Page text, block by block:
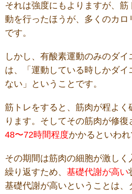
それは強度にもよりますが、筋
動を行ったほうが、多くのカロ
です。
しかし、有酸素運動のみのダイ
は、「運動している時しかダ
ない」ということです。
筋トレをすると、筋肉が程よく
ります。そしてその筋肉が修
48〜72時間程度かかるといわれ
その期間は筋肉の細胞が激しく
繰り返すため、 基礎代謝が高い
基礎代謝が高いということは、